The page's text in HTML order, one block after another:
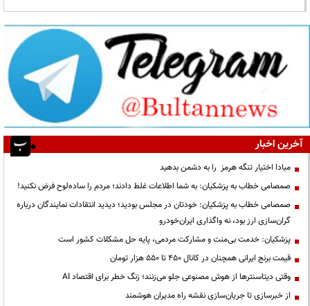
آخرین اخبار
مبادا اختیار تنگه هرمز را به دشمن بدهید
صمصامی خطاب به پزشکیان: به شما اطلاعات غلط دادند؛ مردم را ساده‌لوح فرض نکنید!
صمصامی خطاب به پزشکیان: خودتان در مجلس بودید؛ دیدید انتقادات نمایندگان درباره
گران‌سازی ارز بود، نه واگذاری ایران‌خودرو
پزشکیان: خدمت بی‌منت و مشارکت مردمی، پایه حل مشکلات کشور است
قیمت‌ برنج ایرانی همچنان در کانال ۴۵۰ تا ۵۵۰ هزار تومان
وقتی دیتاسنترها از هوش مصنوعی جلو می‌زنند؛ زنگ خطر برای اقتصاد AI
از خبرسازی تا جریان‌سازی نقشه راه مدیران هوشمند